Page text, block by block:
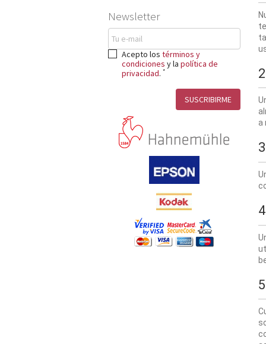
Newsletter
Acepto los términos y
condiciones y la política de
privacidad. *
a